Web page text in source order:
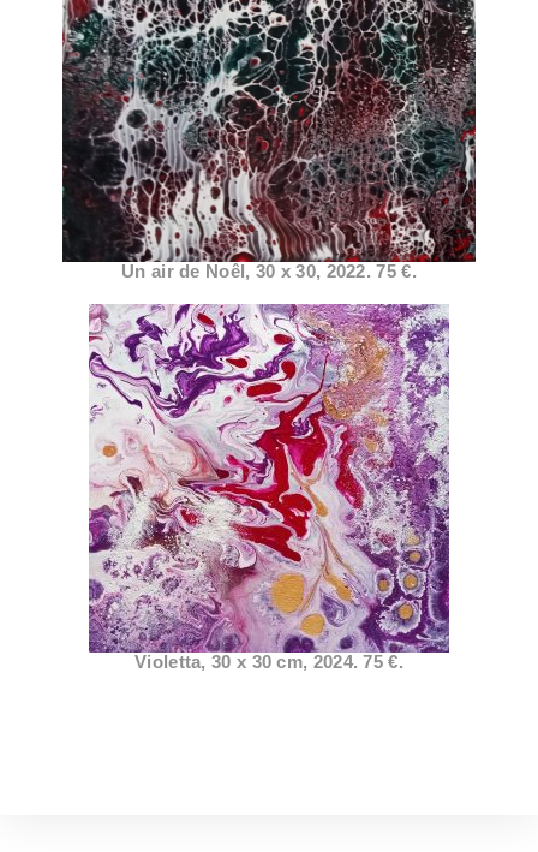
Un air de Noêl, 30 x 30, 2022. 75 €.
Violetta, 30 x 30 cm, 2024. 75 €.